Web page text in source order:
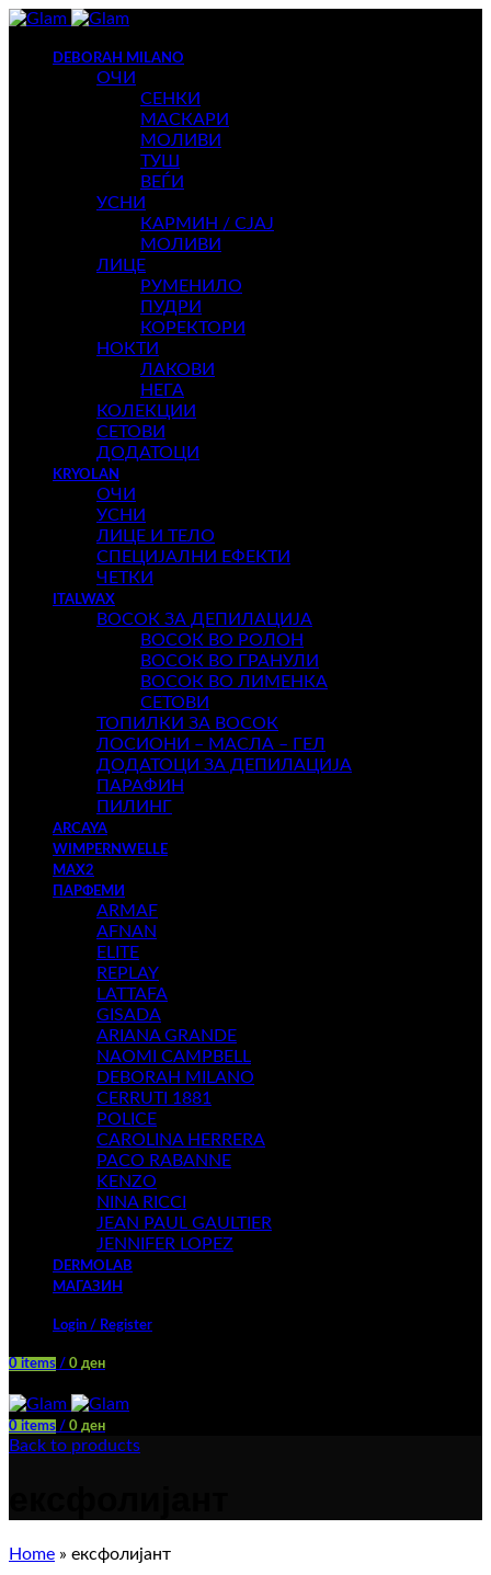
DEBORAH MILANO
ОЧИ
СЕНКИ
МАСКАРИ
МОЛИВИ
ТУШ
ВЕЃИ
УСНИ
КАРМИН / СЈАЈ
МОЛИВИ
ЛИЦЕ
РУМЕНИЛО
ПУДРИ
КОРЕКТОРИ
НОКТИ
ЛАКОВИ
НЕГА
КОЛЕКЦИИ
СЕТОВИ
ДОДАТОЦИ
KRYOLAN
ОЧИ
УСНИ
ЛИЦЕ И ТЕЛО
СПЕЦИЈАЛНИ ЕФЕКТИ
ЧЕТКИ
ITALWAX
ВОСОК ЗА ДЕПИЛАЦИЈА
ВОСОК ВО РОЛОН
ВОСОК ВО ГРАНУЛИ
ВОСОК ВО ЛИМЕНКА
СЕТОВИ
ТОПИЛКИ ЗА ВОСОК
ЛОСИОНИ – МАСЛА – ГЕЛ
ДОДАТОЦИ ЗА ДЕПИЛАЦИЈА
ПАРАФИН
ПИЛИНГ
ARCAYA
WIMPERNWELLE
MAX2
ПАРФЕМИ
ARMAF
AFNAN
ELITE
REPLAY
LATTAFA
GISADA
ARIANA GRANDE
NAOMI CAMPBELL
DEBORAH MILANO
CERRUTI 1881
POLICE
CAROLINA HERRERA
PACO RABANNE
KENZO
NINA RICCI
JEAN PAUL GAULTIER
JENNIFER LOPEZ
DERMOLAB
МАГАЗИН
Login / Register
0 items / 0 ден
0 items / 0 ден
Back to products
Home » ексфолијант